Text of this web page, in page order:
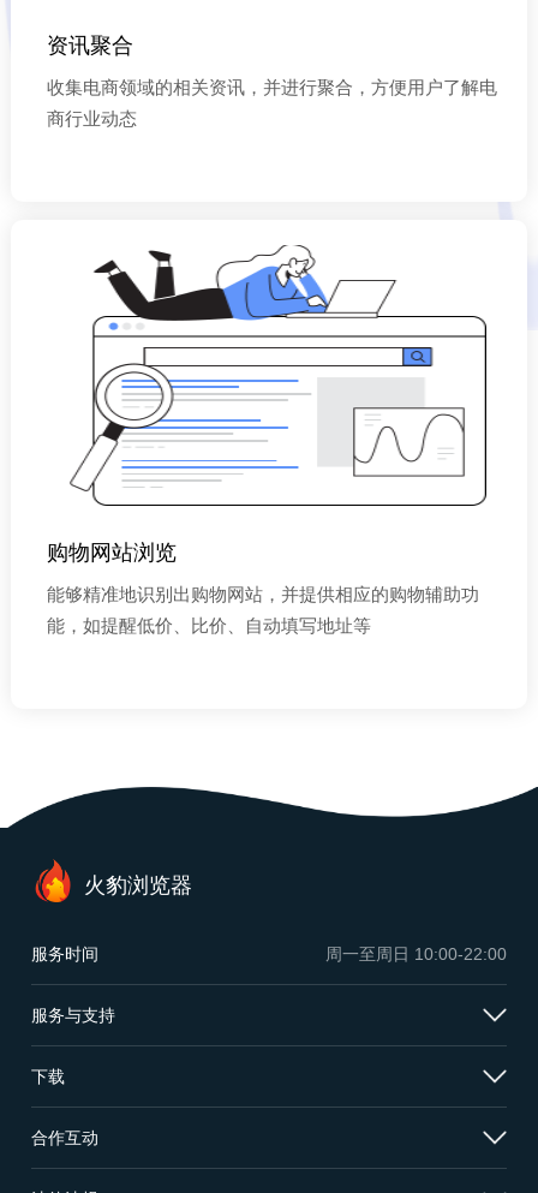
资讯聚合
收集电商领域的相关资讯，并进行聚合，方便用户了解电
商行业动态
购物网站浏览
能够精准地识别出购物网站，并提供相应的购物辅助功
能，如提醒低价、比价、自动填写地址等
服务时间 周一至周日 10:00-22:00
火豹浏览器
服务与支持
下载
合作互动